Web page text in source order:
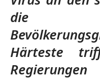
die
Härteste